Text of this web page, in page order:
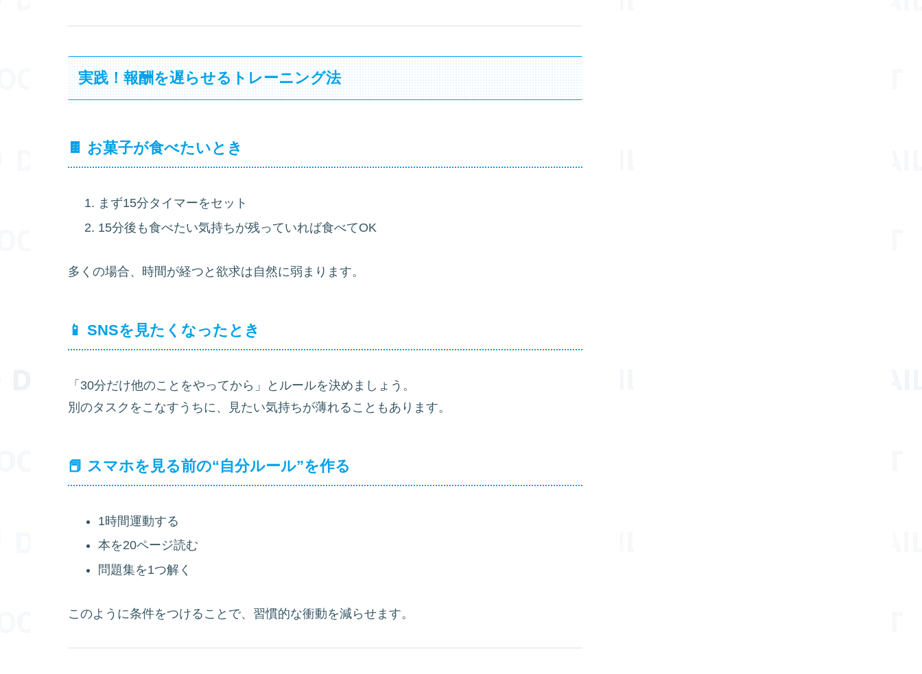
実践！報酬を遅らせるトレーニング法
🍫 お菓子が食べたいとき
まず15分タイマーをセット
15分後も食べたい気持ちが残っていれば食べてOK
多くの場合、時間が経つと欲求は自然に弱まります。
📱 SNSを見たくなったとき
「30分だけ他のことをやってから」とルールを決めましょう。
別のタスクをこなすうちに、見たい気持ちが薄れることもあります。
📕 スマホを見る前の“自分ルール”を作る
1時間運動する
本を20ページ読む
問題集を1つ解く
このように条件をつけることで、習慣的な衝動を減らせます。